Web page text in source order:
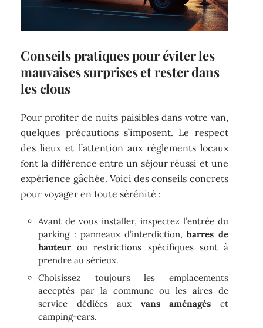
Conseils pratiques pour éviter les
mauvaises surprises et rester dans
les clous
Pour profiter de nuits paisibles dans votre van,
quelques précautions s’imposent. Le respect
des lieux et l’attention aux règlements locaux
font la différence entre un séjour réussi et une
expérience gâchée. Voici des conseils concrets
pour voyager en toute sérénité :
Avant de vous installer, inspectez l’entrée du
parking : panneaux d’interdiction,barres de
hauteur ou restrictions spécifiques sont à
prendre au sérieux.
Choisissez toujours les emplacements
acceptés par la commune ou les aires de
service dédiées aux vans aménagés et
camping-cars.